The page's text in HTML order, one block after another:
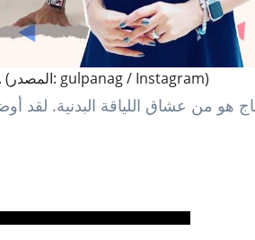
نشرت Gul Panag مقطع فيديو لها وهي تمارس تمارين الضغط. (المصدر: gulpanag / Instagram)
هو من عشاق اللياقة البدنية.